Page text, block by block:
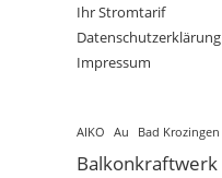
Ihr Stromtarif
Datenschutzerklärung
Impressum
AIKO Au Bad Krozingen
Balkonkraftwerk